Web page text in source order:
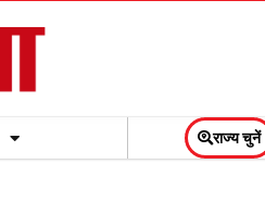
राज्य चुनें